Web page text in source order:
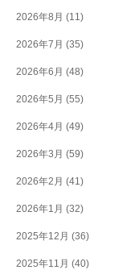
2026年8月 (11)
2026年7月 (35)
2026年6月 (48)
2026年5月 (55)
2026年4月 (49)
2026年3月 (59)
2026年2月 (41)
2026年1月 (32)
2025年12月 (36)
2025年11月 (40)